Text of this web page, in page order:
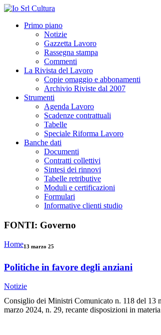
Primo piano
Notizie
Gazzetta Lavoro
Rassegna stampa
Commenti
La Rivista del Lavoro
Copie omaggio e abbonamenti
Archivio Riviste dal 2007
Strumenti
Agenda Lavoro
Scadenze contrattuali
Tabelle
Speciale Riforma Lavoro
Banche dati
Documenti
Contratti collettivi
Sintesi dei rinnovi
Tabelle retributive
Moduli e certificazioni
Formulari
Informative clienti studio
FONTI: Governo
Home13 marzo 25
Politiche in favore degli anziani
Notizie
Consiglio dei Ministri Comunicato n. 118 del 13
marzo 2024, n. 29, recante disposizioni in